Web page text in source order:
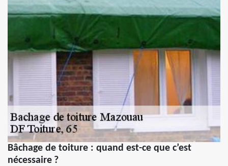
Bâchage de toiture : quand est-ce que c’est
nécessaire ?